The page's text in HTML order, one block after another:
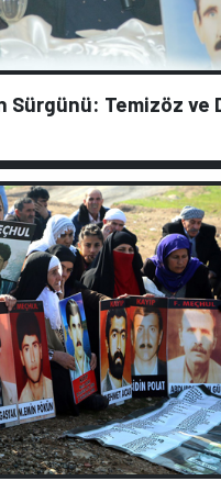
Sürgünü: Temizöz ve